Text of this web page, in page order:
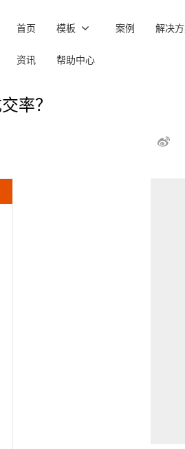
首页 模板 案例 解决
资讯 帮助中心
率？